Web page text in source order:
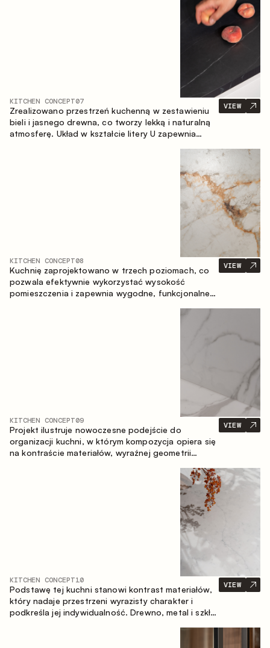
KITCHEN CONCEPT07
Zrealizowano przestrzeń kuchenną w zestawieniu
bieli i jasnego drewna, co tworzy lekką i naturalną
atmosferę. Układ w kształcie litery U zapewnia
użytkową, tworząc miejsce na szybkie śniadania i
VIEW
KITCHEN CONCEPT08
Kuchnię zaprojektowano w trzech poziomach, co
pozwala efektywnie wykorzystać wysokość
pomieszczenia i zapewnia wygodne, funkcjonalne
VIEW
KITCHEN CONCEPT09
Projekt ilustruje nowoczesne podejście do
organizacji kuchni, w którym kompozycja opiera się
na kontraście materiałów, wyraźnej geometrii
stref przechowywania. Układ prosty z wyspą
buduje logiczną strukturę przestrzeni oraz tworzy
wygodną oś komunikacyjną między strefami
VIEW
KITCHEN CONCEPT10
Podstawę tej kuchni stanowi kontrast materiałów,
który nadaje przestrzeni wyrazisty charakter i
podkreśla jej indywidualność. Drewno, metal i szkło
VIEW